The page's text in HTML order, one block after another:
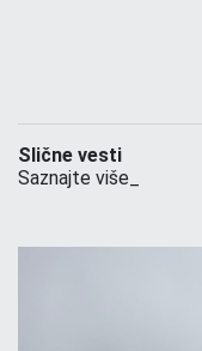
Slične vesti
Saznajte više_